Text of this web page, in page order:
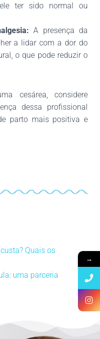
ele ter sido normal ou
A presença da
a lidar com a dor do
o que pode reduzir o
cesárea, considere
dessa profissional
parto mais positiva e
Quais os
uma parceria
→